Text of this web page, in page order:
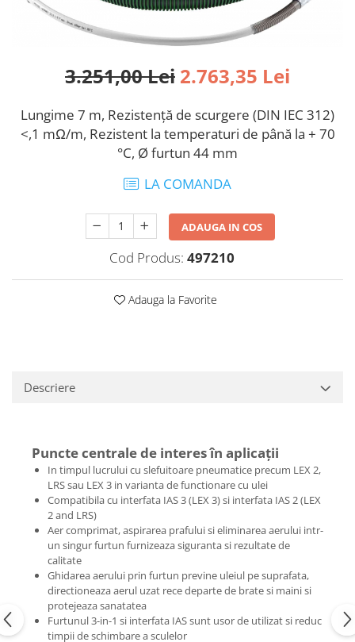
acumulatori
ROTEX slefuitor combinat
Slefuitoare cu excentric
SYS-PowerStation
Echipamente
Aparat de radio pentru şantier şi
Proiector pentru construcţii
SYS-PowerStation
Circulare cu masa
Ferastrau pendular
Masini de frezat
Masini de frezat muchii
Lucrari in pozitie stationara
Circulare cu masa
Ferastrau de retezat
Ferastrau pentru plinte
Masini de slefuit
ROTEX slefuitor combinat
Slefuitoare cu brat telescopic
unghiular
Accesorii acumulator
Capote de protecţie şi apărători de
Discuri abrazive (diamantate) de
Agitare
Accesorii acumulator
Extensii ale sistemului
Mese de lucru cu pneuri din
cauciuc şi mese de lucru
Panze de ferastrau
Sistem de şine de ghidare
Frezare
Accesorii acumulator pentru
maşinile de frezat muchii
Accesorii pentru maşini
Accesorii pentru maşinile de frezat
muchii
3.251,00 Lei 2.763,35 Lei
Lungime 7 m, Rezistenţă de scurgere (DIN IEC 312)
<,1 mΩ/m, Rezistent la temperaturi de până la + 70
°C, Ø furtun 44 mm
LA COMANDA
ADAUGA IN COS
Cod Produs: 497210
Adauga la Favorite
Descriere
Puncte centrale de interes în aplicaţii
In timpul lucrului cu slefuitoare pneumatice precum LEX 2,
LRS sau LEX 3 in varianta de functionare cu ulei
Compatibila cu interfata IAS 3 (LEX 3) si interfata IAS 2 (LEX
2 and LRS)
Aer comprimat, aspirarea prafului si eliminarea aerului intr-
un singur furtun furnizeaza siguranta si rezultate de
calitate
Ghidarea aerului prin furtun previne uleiul pe suprafata,
directioneaza aerul uzat rece departe de brate si maini si
protejeaza sanatatea
Furtunul 3-in-1 si interfata IAS sunt usor de utilizat si reduc
timpii de schimbare a sculelor